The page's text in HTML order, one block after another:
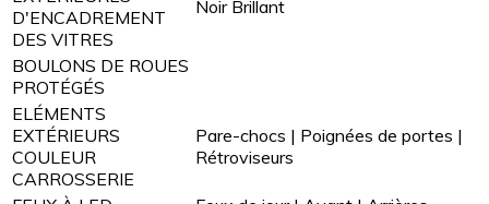
D'ENCADREMENT
DES VITRES
Noir Brillant
BOULONS DE ROUES
PROTÉGÉS
ELÉMENTS
EXTÉRIEURS
COULEUR
CARROSSERIE
Pare-chocs | Poignées de portes |
Rétroviseurs